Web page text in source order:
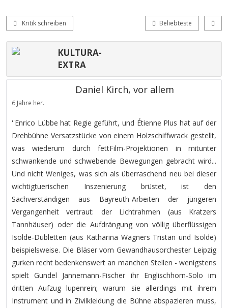
Kritik schreiben Beliebteste
KULTURA-
EXTRA
Daniel Kirch, vor allem
6 Jahre her.
''Enrico Lübbe hat Regie geführt, und Étienne Plus hat auf der
Drehbühne Versatzstücke von einem Holzschiffwrack gestellt,
was wiederum durch fettFilm-Projektionen in mitunter
schwankende und schwebende Bewegungen gebracht wird...
Und nicht Weniges, was sich als überraschend neu bei dieser
wichtigtuerischen Inszenierung brüstet, ist den
Sachverständigen aus Bayreuth-Arbeiten der jüngeren
Vergangenheit vertraut: der Lichtrahmen (aus Kratzers
Tannhäuser) oder die Aufdrängung von völlig überflüssigen
Isolde-Dubletten (aus Katharina Wagners Tristan und Isolde)
beispielsweise. Die Bläser vom Gewandhausorchester Leipzig
gurken recht bedenkenswert an manchen Stellen - wenigstens
spielt Gundel Jannemann-Fischer ihr Englischhorn-Solo im
dritten Aufzug lupenrein; warum sie allerdings mit ihrem
Instrument und in Zivilkleidung die Bühne abspazieren muss,